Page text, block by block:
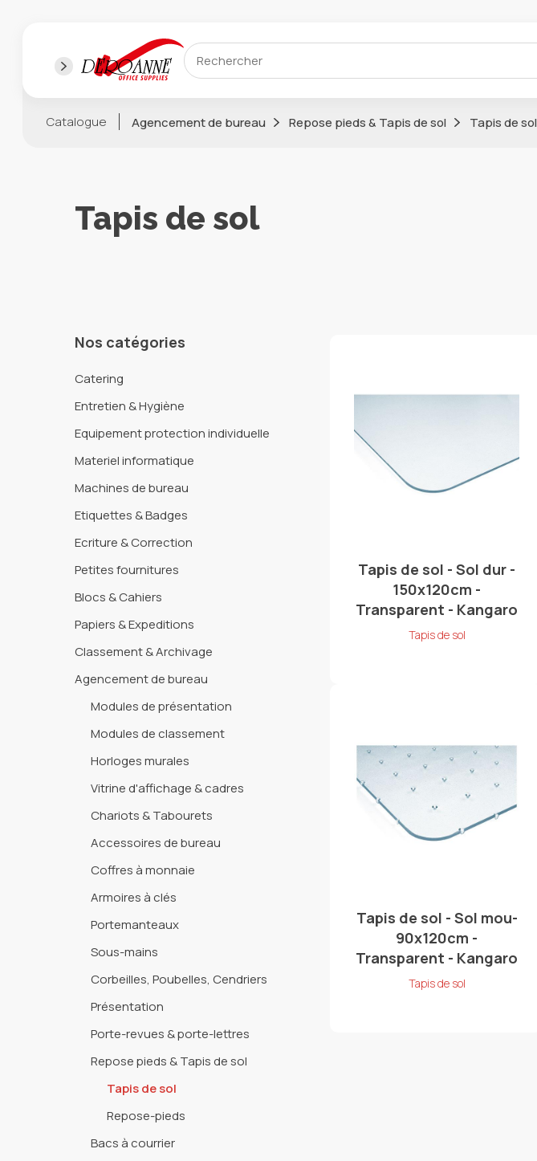
Catalogue Agencement de bureau Repose pieds & Tapis de sol Tapis de sol
Tapis de sol
Nos catégories
Catering
Entretien & Hygiène
Equipement protection individuelle
Materiel informatique
Machines de bureau
Etiquettes & Badges
Ecriture & Correction
Petites fournitures
Blocs & Cahiers
Papiers & Expeditions
Classement & Archivage
Agencement de bureau
Modules de présentation
Modules de classement
Horloges murales
Vitrine d'affichage & cadres
Chariots & Tabourets
Accessoires de bureau
Coffres à monnaie
Armoires à clés
Portemanteaux
Sous-mains
Corbeilles, Poubelles, Cendriers
Présentation
Porte-revues & porte-lettres
Repose pieds & Tapis de sol
Tapis de sol
Repose-pieds
Bacs à courrier
Tapis de sol - Sol dur -
150x120cm -
Transparent - Kangaro
Tapis de sol
Tapis de sol - Sol mou-
90x120cm -
Transparent - Kangaro
Tapis de sol